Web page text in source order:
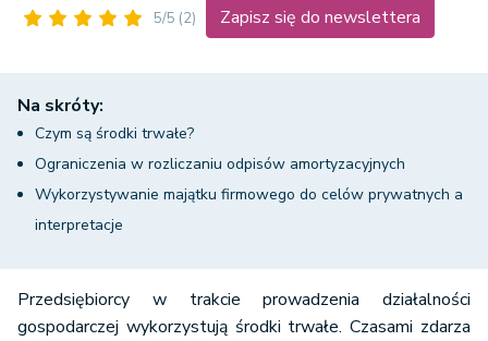
5/5 (2) Zapisz się do newslettera
Na skróty:
Czym są środki trwałe?
Ograniczenia w rozliczaniu odpisów amortyzacyjnych
Wykorzystywanie majątku firmowego do celów prywatnych a
interpretacje
Przedsiębiorcy w trakcie prowadzenia działalności
gospodarczej wykorzystują środki trwałe. Czasami zdarza